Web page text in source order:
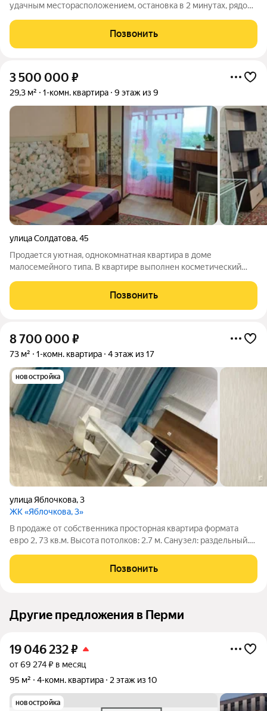
удачным месторасположением, остановка в 2 минутах, рядом
Окна на солнечную сторону, пластиковые окна, отдельная
гардеробная. Квартира
Позвонить
3 500 000 ₽
29,3 м² 1-комн. квартира 9 этаж из 9
улица Солдатова,45
Продается уютная, однокомнатная квартира в доме
малосемейного типа. В квартире выполнен косметический
санузле плитка в мокрых зонах. Дом расположен в районе с
развитой инфраструктурой, рядом
Позвонить
8 700 000 ₽
73 м² 1-комн. квартира 4 этаж из 17
новостройка
улица Яблочкова,3
ЖК «Яблочкова, 3»
В продаже от собственника просторная квартира формата
евро 2, 73 кв.м. Высота потолков: 2.7 м. Санузел: раздельный.
косметический. В квартире остается мебель: кухня, хранение
одежды. Способ
Позвонить
Другие предложения в Перми
19 046 232₽
от 69 274 ₽ в месяц
95 м²
4-комн. квартира 2 этаж из 10
новостройка